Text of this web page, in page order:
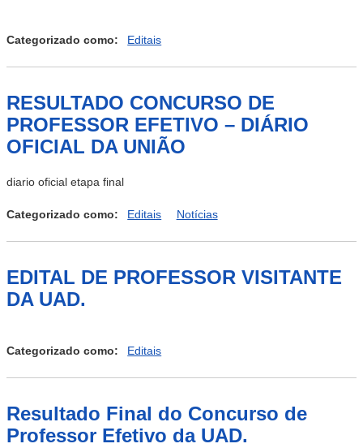
Categorizado como: Editais
RESULTADO CONCURSO DE
PROFESSOR EFETIVO – DIÁRIO
OFICIAL DA UNIÃO
diario oficial etapa final
Categorizado como: Editais Notícias
EDITAL DE PROFESSOR VISITANTE
DA UAD.
Categorizado como: Editais
Resultado Final do Concurso de
Professor Efetivo da UAD.